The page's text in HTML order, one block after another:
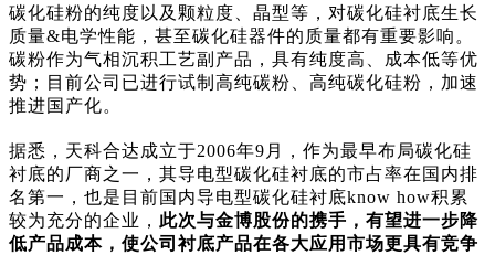
碳化硅粉的纯度以及颗粒度、晶型等，对碳化硅衬底生长
质量&电学性能，甚至碳化硅器件的质量都有重要影响。
碳粉作为气相沉积工艺副产品，具有纯度高、成本低等优
势；目前公司已进行试制高纯碳粉、高纯碳化硅粉，加速
推进国产化。
据悉，天科合达成立于2006年9月，作为最早布局碳化硅
衬底的厂商之一，其导电型碳化硅衬底的市占率在国内排
名第一，也是目前国内导电型碳化硅衬底know how积累
较为充分的企业， 此次与金博股份的携手，有望进一步降
低产品成本，使公司衬底产品在各大应用市场更具有竞争